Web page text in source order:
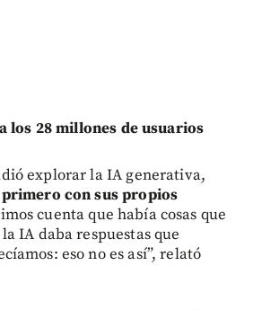
los 28 millones de usuarios
explorar la IA generativa,
con sus propios
cuenta que había cosas que
IA daba respuestas que
eso no es así”, relató